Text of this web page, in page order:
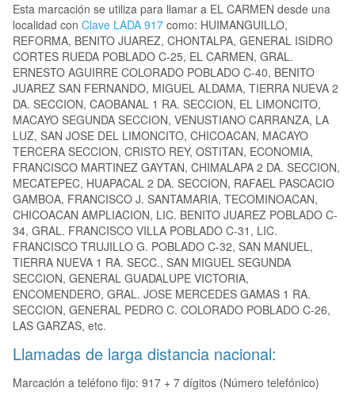
Esta marcación se utiliza para llamar a EL CARMEN desde una
localidad con Clave LADA 917 como: HUIMANGUILLO,
REFORMA, BENITO JUAREZ, CHONTALPA, GENERAL ISIDRO
CORTES RUEDA POBLADO C-25, EL CARMEN, GRAL.
ERNESTO AGUIRRE COLORADO POBLADO C-40, BENITO
JUAREZ SAN FERNANDO, MIGUEL ALDAMA, TIERRA NUEVA 2
DA. SECCION, CAOBANAL 1 RA. SECCION, EL LIMONCITO,
MACAYO SEGUNDA SECCION, VENUSTIANO CARRANZA, LA
LUZ, SAN JOSE DEL LIMONCITO, CHICOACAN, MACAYO
TERCERA SECCION, CRISTO REY, OSTITAN, ECONOMIA,
FRANCISCO MARTINEZ GAYTAN, CHIMALAPA 2 DA. SECCION,
MECATEPEC, HUAPACAL 2 DA. SECCION, RAFAEL PASCACIO
GAMBOA, FRANCISCO J. SANTAMARIA, TECOMINOACAN,
CHICOACAN AMPLIACION, LIC. BENITO JUAREZ POBLADO C-
34, GRAL. FRANCISCO VILLA POBLADO C-31, LIC.
FRANCISCO TRUJILLO G. POBLADO C-32, SAN MANUEL,
TIERRA NUEVA 1 RA. SECC., SAN MIGUEL SEGUNDA
SECCION, GENERAL GUADALUPE VICTORIA,
ENCOMENDERO, GRAL. JOSE MERCEDES GAMAS 1 RA.
SECCION, GENERAL PEDRO C. COLORADO POBLADO C-26,
LAS GARZAS, etc.
Llamadas de larga distancia nacional:
Marcación a teléfono fijo: 917 + 7 dígitos (Número telefónico)